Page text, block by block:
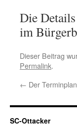
Die
im
Dieser Beitrag
Permalink.
← Der
SC-Ottacker